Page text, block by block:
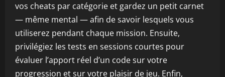
vos cheats par catégorie et gardez un petit carnet
— même mental — afin de savoir lesquels vous
utiliserez pendant chaque mission. Ensuite,
privilégiez les tests en sessions courtes pour
évaluer l’apport réel d’un code sur votre
progression et sur votre plaisir de jeu. Enfin,